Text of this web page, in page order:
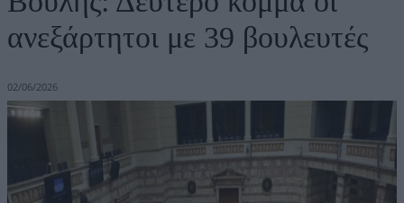
ανεξάρτητοι με 39 βουλευτές
02/06/2026